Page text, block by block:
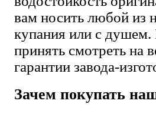
вам носить любой из
купания или с
принять смотреть на
гарантии завода-
Зачем покупать